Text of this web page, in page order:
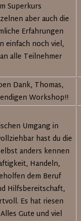
Superkurs
aber auch die
Erfahrungen
einfach noch viel,
alle Teilnehmer
Dank, Thomas,
Workshop!!
Umgang in
hast du die
anders kennen
Handeln,
dem Beruf
Hilfsbereitschaft,
Es hat riesen
Gute und viel